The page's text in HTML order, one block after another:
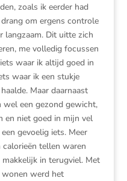
zoals ik eerder had
om ergens controle
langzaam. Dit uitte zich
me volledig focussen
waar ik altijd goed in
waar ik een stukje
Maar daarnaast
wel een gezond gewicht,
en niet goed in mijn vel
gevoelig iets. Meer
tellen waren
in terugviel. Met
werd het